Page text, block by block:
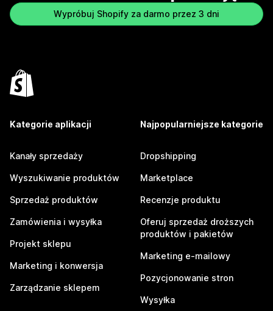
Wypróbuj Shopify za darmo przez 3 dni
Kategorie aplikacji
Kanały sprzedaży
Wyszukiwanie produktów
Sprzedaż produktów
Zamówienia i wysyłka
Projekt sklepu
Marketing i konwersja
Zarządzanie sklepem
Najpopularniejsze kategorie
Dropshipping
Marketplace
Recenzje produktu
Oferuj sprzedaż droższych
produktów i pakietów
Marketing e-mailowy
Pozycjonowanie stron
Wysyłka